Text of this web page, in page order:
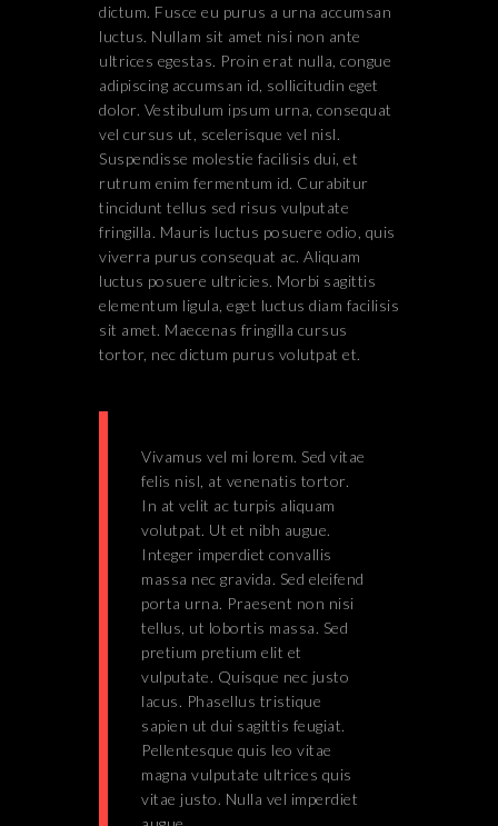
dictum. Fusce eu purus a urna accumsan
luctus. Nullam sit amet nisi non ante
ultrices egestas. Proin erat nulla, congue
adipiscing accumsan id, sollicitudin eget
dolor. Vestibulum ipsum urna, consequat
vel cursus ut, scelerisque vel nisl.
Suspendisse molestie facilisis dui, et
rutrum enim fermentum id. Curabitur
tincidunt tellus sed risus vulputate
fringilla. Mauris luctus posuere odio, quis
viverra purus consequat ac. Aliquam
luctus posuere ultricies. Morbi sagittis
elementum ligula, eget luctus diam facilisis
sit amet. Maecenas fringilla cursus
tortor, nec dictum purus volutpat et.
Vivamus vel mi lorem. Sed vitae
felis nisl, at venenatis tortor.
In at velit ac turpis aliquam
volutpat. Ut et nibh augue.
Integer imperdiet convallis
massa nec gravida. Sed eleifend
porta urna. Praesent non nisi
tellus, ut lobortis massa. Sed
pretium pretium elit et
vulputate. Quisque nec justo
lacus. Phasellus tristique
sapien ut dui sagittis feugiat.
Pellentesque quis leo vitae
magna vulputate ultrices quis
vitae justo. Nulla vel imperdiet